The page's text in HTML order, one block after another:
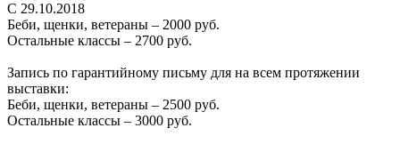
С 29.10.2018
Беби, щенки, ветераны – 2000 руб.
Остальные классы – 2700 руб.
Запись по гарантийному письму для на всем протяжении
выставки:
Беби, щенки, ветераны – 2500 руб.
Остальные классы – 3000 руб.